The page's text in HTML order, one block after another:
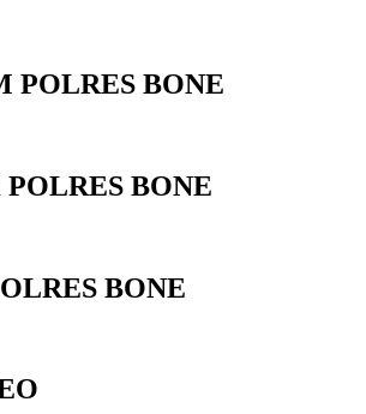
POLRES BONE
BONE
BONE